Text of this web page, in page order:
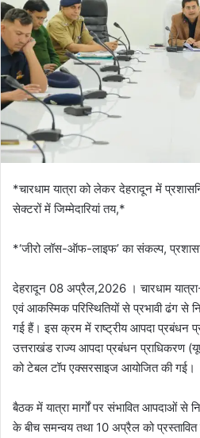
m
a
i
l
*चारधाम यात्रा को लेकर देहरादून में
सेक्टरों में जिम्मेदारियां तय,*
*‘जीरो लॉस-ऑफ-लाइफ’ का संकल्प,
देहरादून 08 अप्रैल,2026 । चारधाम
एवं आकस्मिक परिस्थितियों से प्रभावी ढंग से
गई हैं। इस क्रम में राष्ट्रीय आपदा प्रबंधन
उत्तराखंड राज्य आपदा प्रबंधन प्राधिकरण
को टेबल टॉप एक्सरसाइज आयोजित की गई।
बैठक में यात्रा मार्गों पर संभावित आपदाओं से
के बीच समन्वय तथा 10 अप्रैल को प्रस्तावित